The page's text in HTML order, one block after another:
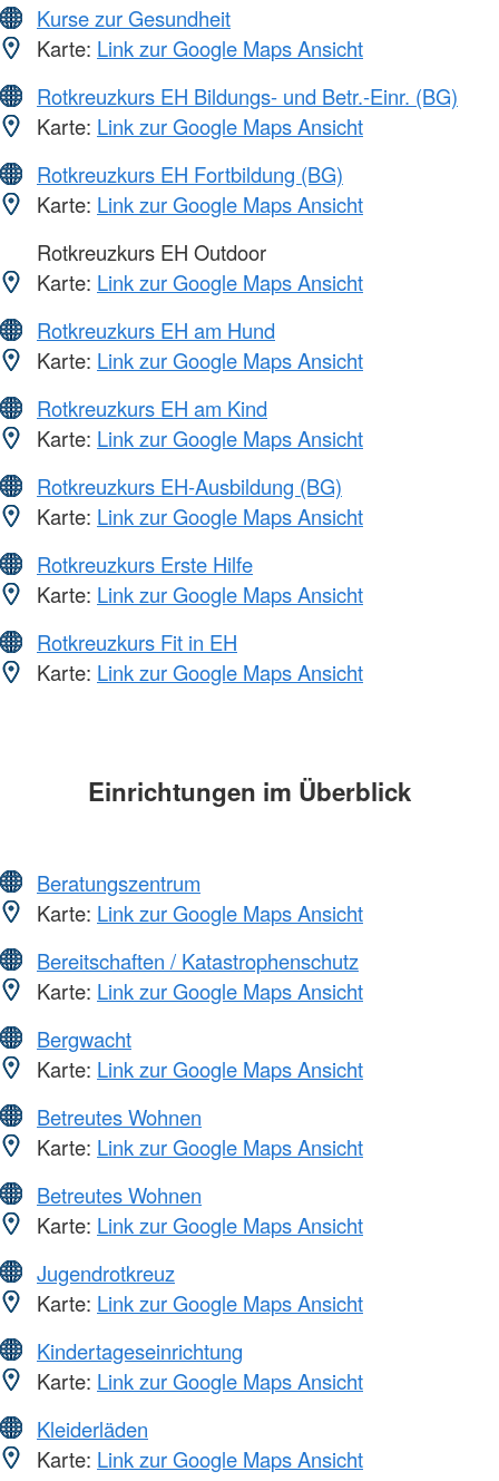
Kurse zur Gesundheit
Karte: Link zur Google Maps Ansicht
Rotkreuzkurs EH Bildungs- und Betr.-Einr. (BG)
Karte: Link zur Google Maps Ansicht
Rotkreuzkurs EH Fortbildung (BG)
Karte: Link zur Google Maps Ansicht
Rotkreuzkurs EH Outdoor
Karte: Link zur Google Maps Ansicht
Rotkreuzkurs EH am Hund
Karte: Link zur Google Maps Ansicht
Rotkreuzkurs EH am Kind
Karte: Link zur Google Maps Ansicht
Rotkreuzkurs EH-Ausbildung (BG)
Karte: Link zur Google Maps Ansicht
Rotkreuzkurs Erste Hilfe
Karte: Link zur Google Maps Ansicht
Rotkreuzkurs Fit in EH
Karte: Link zur Google Maps Ansicht
Einrichtungen im Überblick
Beratungszentrum
Karte: Link zur Google Maps Ansicht
Bereitschaften / Katastrophenschutz
Karte: Link zur Google Maps Ansicht
Bergwacht
Karte: Link zur Google Maps Ansicht
Betreutes Wohnen
Karte: Link zur Google Maps Ansicht
Betreutes Wohnen
Karte: Link zur Google Maps Ansicht
Jugendrotkreuz
Karte: Link zur Google Maps Ansicht
Kindertageseinrichtung
Karte: Link zur Google Maps Ansicht
Kleiderläden
Karte: Link zur Google Maps Ansicht